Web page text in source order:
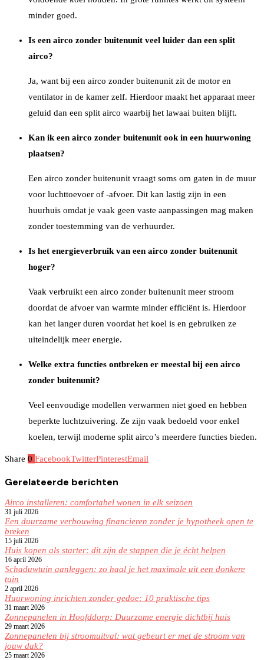
minder goed.
Is een airco zonder buitenunit veel luider dan een split
airco?
Ja, want bij een airco zonder buitenunit zit de motor en
ventilator in de kamer zelf. Hierdoor maakt het apparaat meer
geluid dan een split airco waarbij het lawaai buiten blijft.
Kan ik een airco zonder buitenunit ook in een huurwoning
plaatsen?
Een airco zonder buitenunit vraagt soms om gaten in de muur
voor luchttoevoer of -afvoer. Dit kan lastig zijn in een
huurhuis omdat je vaak geen vaste aanpassingen mag maken
zonder toestemming van de verhuurder.
Is het energieverbruik van een airco zonder buitenunit
hoger?
Vaak verbruikt een airco zonder buitenunit meer stroom
doordat de afvoer van warmte minder efficiënt is. Hierdoor
kan het langer duren voordat het koel is en gebruiken ze
uiteindelijk meer energie.
Welke extra functies ontbreken er meestal bij een airco
zonder buitenunit?
Veel eenvoudige modellen verwarmen niet goed en hebben
beperkte luchtzuivering. Ze zijn vaak bedoeld voor enkel
koelen, terwijl moderne split airco’s meerdere functies bieden.
Share 0 FacebookTwitterPinterestEmail
Gerelateerde berichten
Airco installeren: comfortabel wonen in elk seizoen
31 juli 2026
Een duurzame verbouwing financieren zonder je hypotheek open te
breken
15 juli 2026
Huis kopen als starter: dit zijn de stappen die je écht helpen
16 april 2026
Schaduwtuin aanleggen: zo haal je het maximale uit een donkere
tuin
2 april 2026
Huurwoning inrichten zonder gedoe: 10 praktische tips
31 maart 2026
Zonnepanelen in Hoofddorp: Duurzame energie dichtbij huis
29 maart 2026
Zonnepanelen bij stroomuitval: wat gebeurt er met de stroom van
jouw dak?
25 maart 2026